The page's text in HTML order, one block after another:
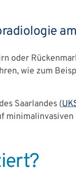
oder
wie zum
Saarlandes (